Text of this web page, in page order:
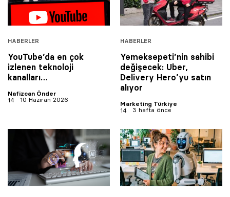
HABERLER
YouTube’da en çok
izlenen teknoloji
kanalları…
Nafizcan Önder
10 Haziran 2026
HABERLER
Yemeksepeti’nin sahibi
değişecek: Uber,
Delivery Hero’yu satın
alıyor
Marketing Türkiye
3 hafta önce